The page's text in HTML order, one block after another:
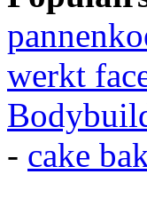
werkt
- cake